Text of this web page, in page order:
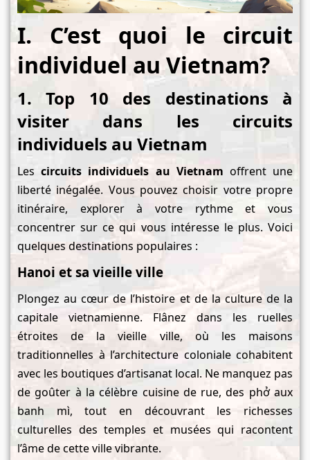
I. C’est quoi le circuit
individuel au Vietnam?
1. Top 10 des destinations à
visiter dans les circuits
individuels au Vietnam
Lescircuits individuels au Vietnam offrent une
liberté inégalée. Vous pouvez choisir votre propre
itinéraire, explorer à votre rythme et vous
concentrer sur ce qui vous intéresse le plus. Voici
quelques destinations populaires :
Hanoi et sa vieille ville
Plongez au cœur de l’histoire et de la culture de la
capitale vietnamienne. Flânez dans les ruelles
étroites de la vieille ville, où les maisons
traditionnelles à l’architecture coloniale cohabitent
avec les boutiques d’artisanat local. Ne manquez pas
de goûter à la célèbre cuisine de rue, des phở aux
banh mì, tout en découvrant les richesses
culturelles des temples et musées qui racontent
l’âme de cette ville vibrante.